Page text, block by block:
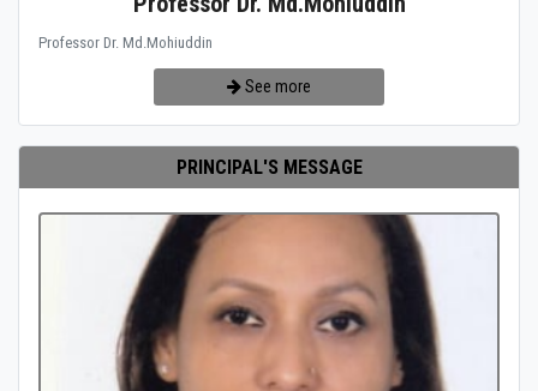
Professor Dr. Md.Mohiuddin
See more
PRINCIPAL'S MESSAGE